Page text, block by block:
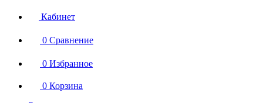
Кабинет
0 Сравнение
0 Избранное
0 Корзина